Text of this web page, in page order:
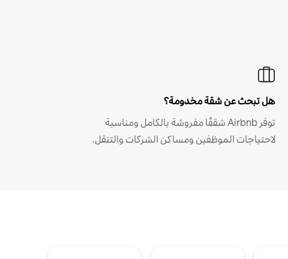
هل تبحث عن شقة مخدومة؟
توفر Airbnb شققًا مفروشة بالكامل ومناسبة
لاحتياجات الموظفين ومساكن الشركات والتنقل.